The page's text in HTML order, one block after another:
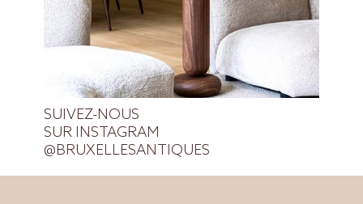
SUIVEZ-NOUS
SUR INSTAGRAM
@BRUXELLESANTIQUES